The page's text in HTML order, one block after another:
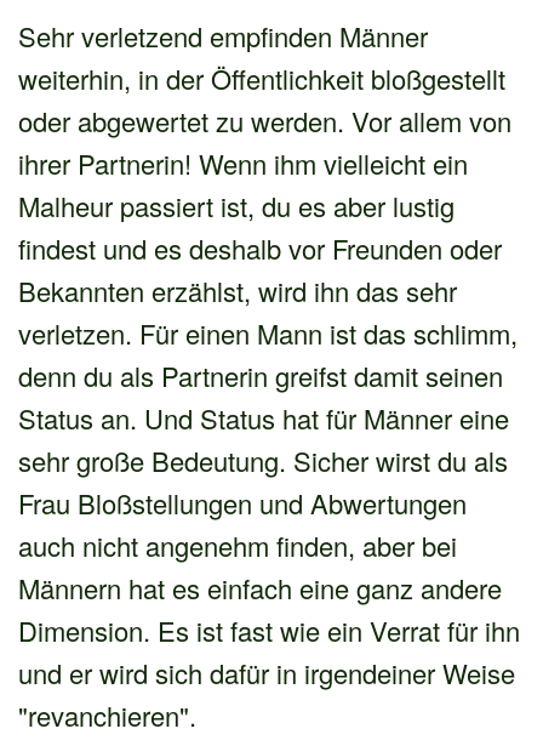
Sehr verletzend empfinden Männer
weiterhin, in der Öffentlichkeit bloßgestellt
oder abgewertet zu werden. Vor allem von
ihrer Partnerin! Wenn ihm vielleicht ein
Malheur passiert ist, du es aber lustig
findest und es deshalb vor Freunden oder
Bekannten erzählst, wird ihn das sehr
verletzen. Für einen Mann ist das schlimm,
denn du als Partnerin greifst damit seinen
Status an. Und Status hat für Männer eine
sehr große Bedeutung. Sicher wirst du als
Frau Bloßstellungen und Abwertungen
auch nicht angenehm finden, aber bei
Männern hat es einfach eine ganz andere
Dimension. Es ist fast wie ein Verrat für ihn
und er wird sich dafür in irgendeiner Weise
"revanchieren".